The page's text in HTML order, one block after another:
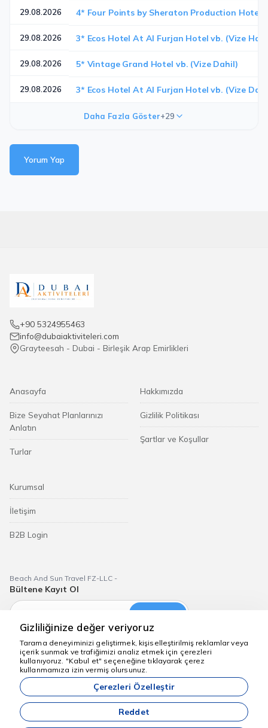
29.08.2026 4* Four Points by Sheraton Production Hotel
29.08.2026 3* Ecos Hotel At Al Furjan Hotel vb. (Vize
29.08.2026 5* Vintage Grand Hotel vb. (Vize Dahil)
29.08.2026 3* Ecos Hotel At Al Furjan Hotel vb. (Vize
Daha Fazla Göster+29
Yorum Yap
+90 5324955463
info@dubaiaktiviteleri.com
Grayteesah - Dubai - Birleşik Arap Emirlikleri
Anasayfa
Bize Seyahat Planlarınızı
Anlatın
Turlar
Hakkımızda
Gizlilik Politikası
Şartlar ve Koşullar
Kurumsal
İletişim
B2B Login
Beach And Sun Travel FZ-LLC -
Bültene Kayıt Ol
Abone Ol
Dubai Aktiviteleri
Sitemizde anılan tüm fiyatlar, yeterli kontenjan olması durumunda
Gizliliğinize değer veriyoruz
Tarama deneyiminizi geliştirmek, kişiselleştirilmiş reklamlar veya
içerik sunmak ve trafiğimizi analiz etmek için çerezleri
kullanıyoruz. "Kabul et" seçeneğine tıklayarak çerez
kullanmamıza izin vermiş olursunuz.
Çerezleri Özelleştir
Reddet
Yardım için buradayız